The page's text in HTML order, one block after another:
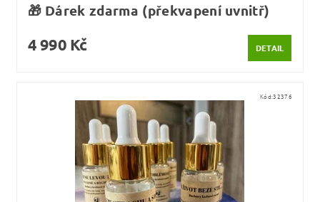
🎁 Dárek zdarma (překvapení uvnitř)
4 990 Kč DETAIL
Kód:32376